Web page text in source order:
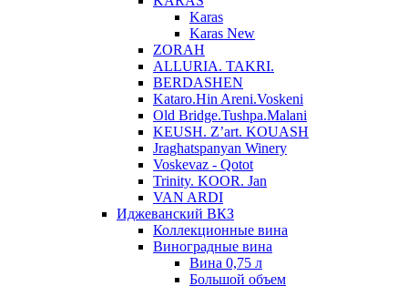
Karas
Karas New
ZORAH
ALLURIA. TAKRI.
BERDASHEN
Kataro.Hin Areni.Voskeni
Old Bridge.Tushpa.Malani
KEUSH. Z’art. KOUASH
Jraghatspanyan Winery
Voskevaz - Qotot
Trinity. KOOR. Jan
VAN ARDI
Иджеванский ВКЗ
Коллекционные вина
Виноградные вина
Вина 0,75 л
Большой объем